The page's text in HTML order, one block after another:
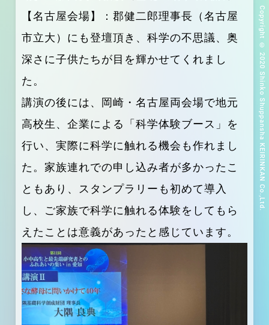
Copyright © 2020 Shinko Shuppansha KEIRINKAN Co.,Ltd.
【名古屋会場】：郡健二郎理事長（名古屋
市立大）にも登壇頂き、科学の不思議、奥
深さに子供たちが目を輝かせてくれまし
た。
講演の後には、岡崎・名古屋両会場で地元
高校生、企業による「科学体験ブース」を
行い、実際に科学に触れる機会も作れまし
た。家族連れでの申し込み者が多かったこ
ともあり、スタンプラリーも初めて導入
し、ご家族で科学に触れる体験をしてもら
えたことは意義があったと感じています。